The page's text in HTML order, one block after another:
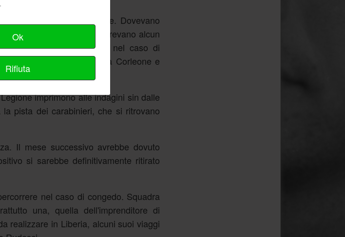
ed abitudini del paese. Dovevano
era sguarnito e non correvano alcun
possibilità di deviazioni nel caso di
una strada porta a Corleone e
imprimono alle indagini sin dalle
pista dei carabinieri, che si ritrovano
Il mese successivo avrebbe dovuto
si sarebbe definitivamente ritirato
nel caso di congedo. Squadra
una, quella dell'imprenditore di
realizzare in Liberia, alcuni suoi viaggi
Ok
Rifiuta